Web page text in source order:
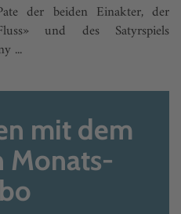
der beiden Einakter, der
und des Satyrspiels
...
mit dem
Monats-